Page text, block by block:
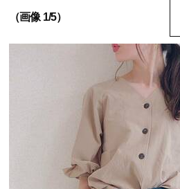
（画像 1/5）